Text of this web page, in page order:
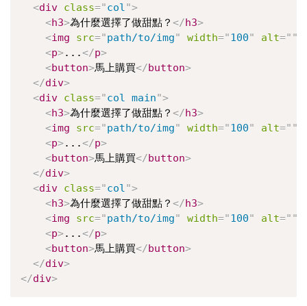
<div class="col">
<h3>為什麼選擇了做甜點？</h3>
<img src="path/to/img" width="100" alt=" "
<p>...</p>
<button>馬上購買</button>
</div>
<div class="col main">
<h3>為什麼選擇了做甜點？</h3>
<img src="path/to/img" width="100" alt=" "
<p>...</p>
<button>馬上購買</button>
</div>
<div class="col">
<h3>為什麼選擇了做甜點？</h3>
<img src="path/to/img" width="100" alt=" "
<p>...</p>
<button>馬上購買</button>
</div>
</div>